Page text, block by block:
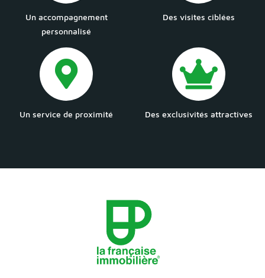
Un accompagnement
personnalisé
Des visites ciblées
Un service de proximité Des exclusivités attractives